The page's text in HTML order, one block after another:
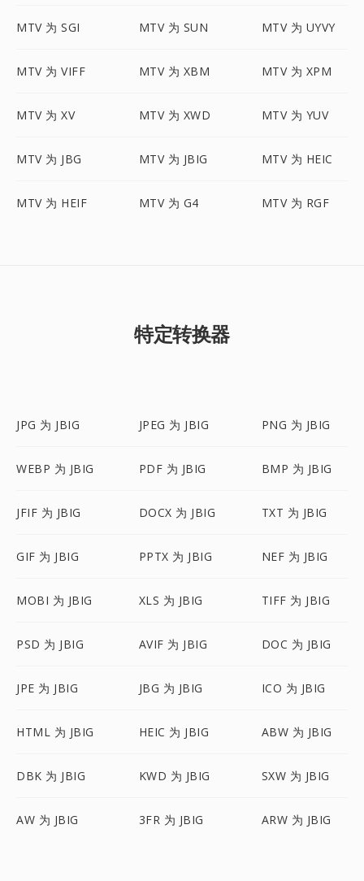
MTV 为 SGI MTV 为 SUN MTV 为 UYVY
MTV 为 VIFF MTV 为 XBM MTV 为 XPM
MTV 为 XV MTV 为 XWD MTV 为 YUV
MTV 为 JBG MTV 为 JBIG MTV 为 HEIC
MTV 为 HEIF MTV 为 G4 MTV 为 RGF
特定转换器
JPG 为 JBIG JPEG 为 JBIG PNG 为 JBIG
WEBP 为 JBIG PDF 为 JBIG BMP 为 JBIG
JFIF 为 JBIG DOCX 为 JBIG TXT 为 JBIG
GIF 为 JBIG PPTX 为 JBIG NEF 为 JBIG
MOBI 为 JBIG XLS 为 JBIG TIFF 为 JBIG
PSD 为 JBIG AVIF 为 JBIG DOC 为 JBIG
JPE 为 JBIG JBG 为 JBIG ICO 为 JBIG
HTML 为 JBIG HEIC 为 JBIG ABW 为 JBIG
DBK 为 JBIG KWD 为 JBIG SXW 为 JBIG
AW 为 JBIG 3FR 为 JBIG ARW 为 JBIG